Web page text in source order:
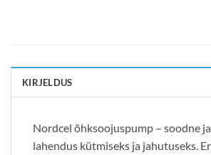
KIRJELDUS
Nordcel õhksoojuspump – soodne
lahendus kütmiseks ja jahutuseks.